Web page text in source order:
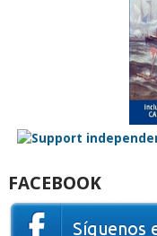
FACEBOOK